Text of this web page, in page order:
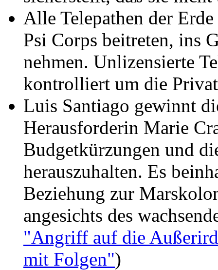
Alle Telepathen der
Psi Corps beitreten, ins
nehmen. Unlizensierte
kontrolliert um die
Luis Santiago gewinnt
Herausforderin Marie
Budgetkürzungen und
herauszuhalten. Es
Beziehung zur
angesichts des
"Angriff auf die
mit Folgen")